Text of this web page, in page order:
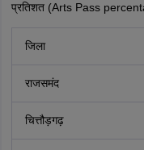
प्रतिशत (Arts Pass
जिला
राजसमंद
चित्तौड़गढ़